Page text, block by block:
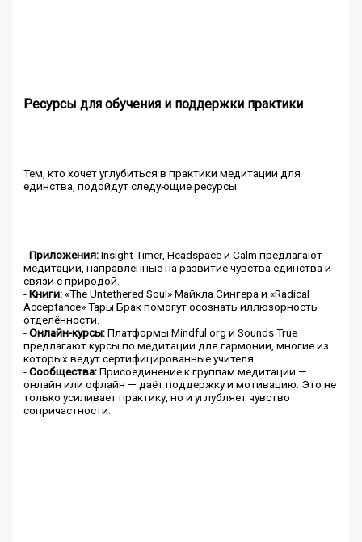
Ресурсы для обучения и поддержки практики
Тем, кто хочет углубиться в практики медитации для
единства, подойдут следующие ресурсы:
-Приложения:Insight Timer, Headspace и Calm предлагают
медитации, направленные на развитие чувства единства и
связи с природой.
-Книги:«The Untethered Soul» Майкла Сингера и «Radical
Acceptance» Тары Брак помогут осознать иллюзорность
отделённости.
-Онлайн-курсы:Платформы Mindful.org и Sounds True
предлагают курсы по медитации для гармонии, многие из
которых ведут сертифицированные учителя.
-Сообщества:Присоединение к группам медитации —
онлайн или офлайн — даёт поддержку и мотивацию. Это не
только усиливает практику, но и углубляет чувство
сопричастности.